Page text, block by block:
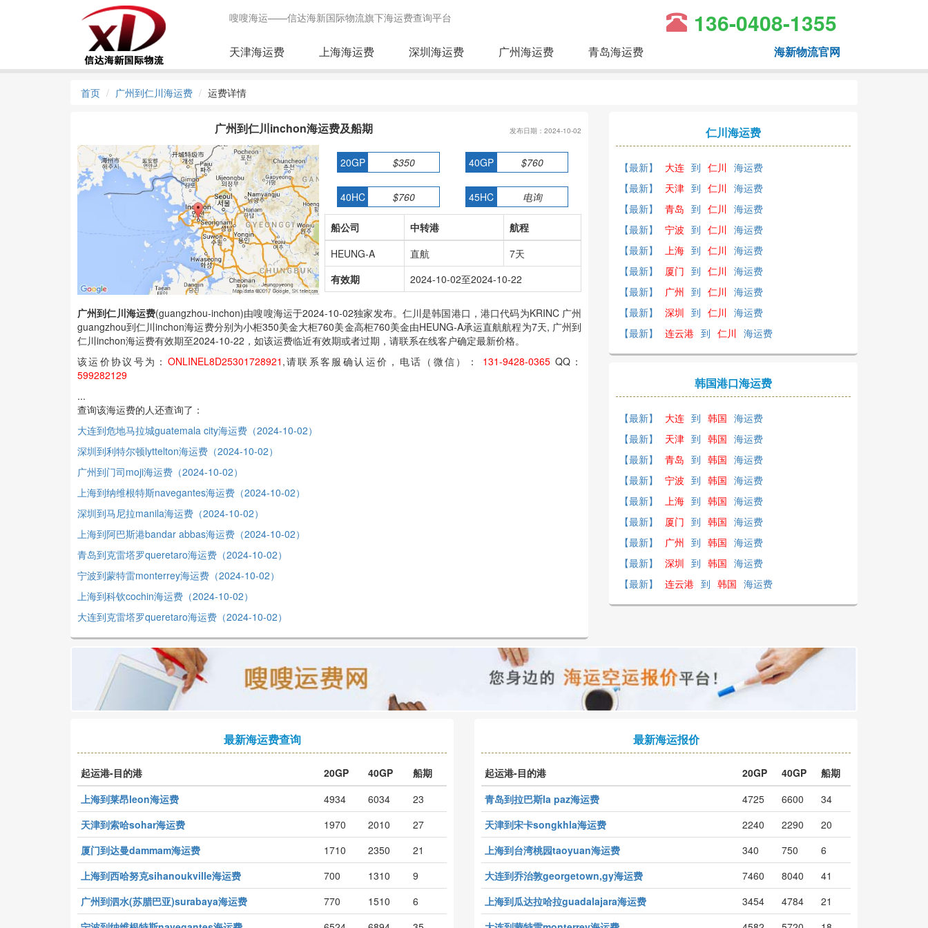
嗖嗖海运——信达海新国际物流旗下海运费查询平台 136-0408-1355
天津海运费 上海海运费 深圳海运费 广州海运费 青岛海运费 海新物流官网
首页 广州到仁川海运费 运费详情
广州到仁川inchon海运费及船期 发布日期：2024-10-02
20GP $350 40GP $760
40HC $760 45HC 电询
船公司 中转港
航程
HEUNG-A
直航
7天
有效期
2024-10-02至2024-10-22
广州到仁川海运费(guangzhou-inchon)由嗖嗖海运于2024-10-02独家发布。仁川是韩国港口，港口代码为KRINC 广州
guangzhou到仁川inchon海运费分别为小柜350美金大柜760美金高柜760美金由HEUNG-A承运直航航程为7天, 广州到
仁川inchon海运费有效期至2024-10-22，如该运费临近有效期或者过期，请联系在线客户确定最新价格。
该运价协议号为： ONLINEL8D25301728921 ,请联系客服确认运价，电话（微信）： 131-9428-0365 QQ：
599282129
...
查询该海运费的人还查询了：
大连到危地马拉城guatemala city海运费（2024-10-02）
深圳到利特尔顿lyttelton海运费（2024-10-02）
广州到门司moji海运费（2024-10-02）
上海到纳维根特斯navegantes海运费（2024-10-02）
深圳到马尼拉manila海运费（2024-10-02）
上海到阿巴斯港bandar abbas海运费（2024-10-02）
青岛到克雷塔罗queretaro海运费（2024-10-02）
宁波到蒙特雷monterrey海运费（2024-10-02）
上海到科钦cochin海运费（2024-10-02）
大连到克雷塔罗queretaro海运费（2024-10-02）
仁川海运费
【最新】 大连 到 仁川 海运费
【最新】
天津 到 仁川 海运费
【最新】
青岛 到 仁川 海运费
【最新】
宁波 到 仁川 海运费
【最新】
上海 到 仁川 海运费
【最新】
厦门 到 仁川 海运费
【最新】
广州 到 仁川 海运费
【最新】
深圳 到 仁川 海运费
【最新】
连云港 到 仁川 海运费
韩国港口海运费
【最新】 大连 到 韩国 海运费
【最新】
天津 到 韩国 海运费
【最新】
青岛 到 韩国 海运费
【最新】
宁波 到 韩国 海运费
【最新】
上海 到 韩国 海运费
【最新】
厦门 到 韩国 海运费
【最新】
广州 到 韩国 海运费
【最新】
深圳 到 韩国 海运费
【最新】
连云港 到 韩国 海运费
最新海运费查询
起运港-目的港 20GP 40GP
船期
上海到莱昂leon海运费
4934 6034
23
天津到索哈sohar海运费
1970 2010
27
厦门到达曼dammam海运费
1710 2350
21
上海到西哈努克sihanoukville海运费
700 1310
9
广州到泗水(苏腊巴亚)surabaya海运费
770 1510
6
最新海运报价
起运港-目的港 20GP 40GP
船期
青岛到拉巴斯la paz海运费
4725 6600
34
天津到宋卡songkhla海运费
2240 2290
20
上海到台湾桃园taoyuan海运费
340 750
6
大连到乔治敦georgetown,gy海运费
7460 8040
41
上海到瓜达拉哈拉guadalajara海运费
3454 4784
21